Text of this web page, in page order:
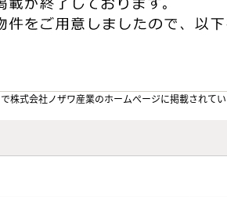
式会社ノザワ産業のホームぺージに掲載されてい